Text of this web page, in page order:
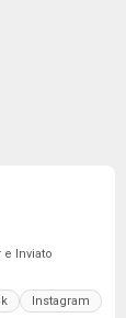
e Inviato
Instagram